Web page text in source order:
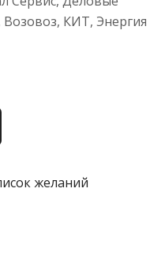
Возовоз, КИТ, Энергия
желаний